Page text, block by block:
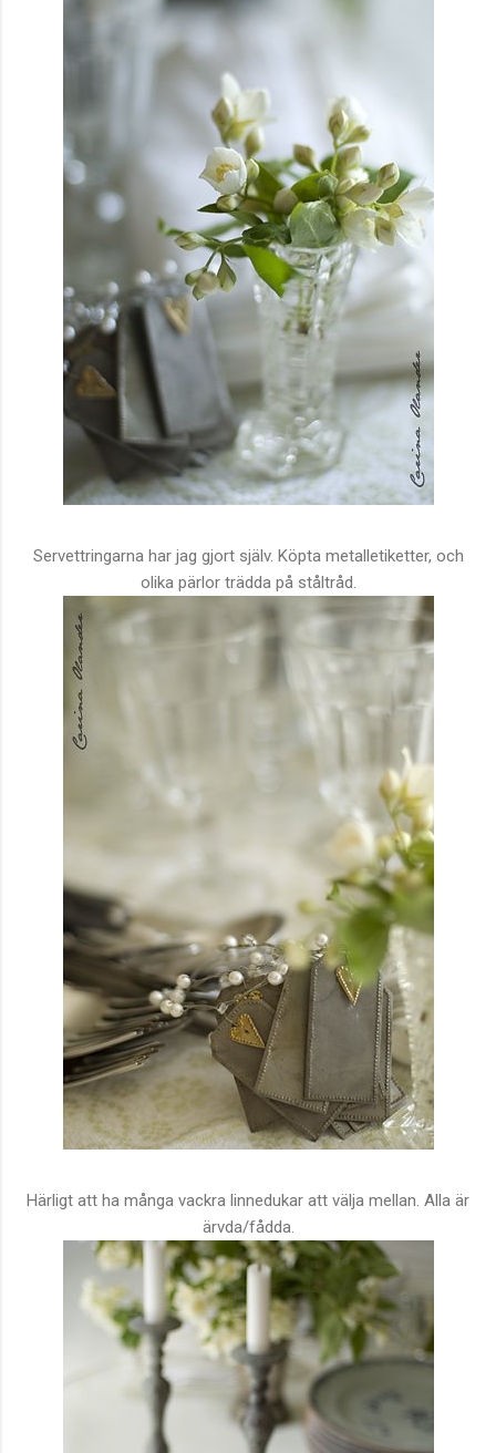
Servettringarna har jag gjort själv. Köpta metalletiketter, och
olika pärlor trädda på ståltråd.
Härligt att ha många vackra linnedukar att välja mellan. Alla är
ärvda/fådda.